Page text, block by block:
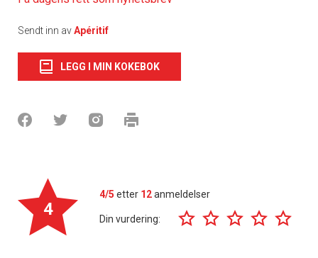
Sendt inn avApéritif
LEGG I MIN KOKEBOK
4
4/5 etter 12anmeldelser
Din vurdering: